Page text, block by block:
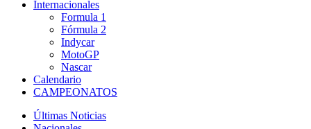
Internacionales
Formula 1
Fórmula 2
Indycar
MotoGP
Nascar
Calendario
CAMPEONATOS
Últimas Noticias